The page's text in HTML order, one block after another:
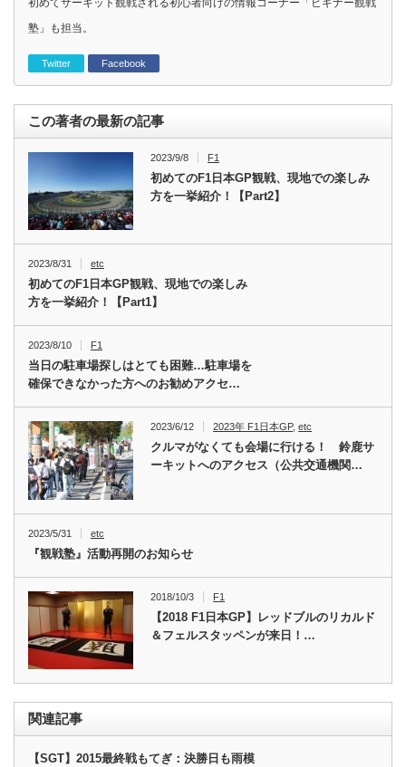
初めてサーキット観戦される初心者向けの情報コーナー「ビギナー観戦
塾」も担当。
Twitter Facebook
この著者の最新の記事
2023/9/8 F1
初めてのF1日本GP観戦、現地での楽しみ
方を一挙紹介！【Part2】
2023/8/31 etc
初めてのF1日本GP観戦、現地での楽しみ
方を一挙紹介！【Part1】
2023/8/10 F1
当日の駐車場探しはとても困難…駐車場を
確保できなかった方へのお勧めアクセ…
2023/6/12 2023年 F1日本GP,etc
クルマがなくても会場に行ける！ 鈴鹿サ
ーキットへのアクセス（公共交通機関…
2023/5/31 etc
『観戦塾』活動再開のお知らせ
2018/10/3 F1
【2018 F1日本GP】レッドブルのリカルド
＆フェルスタッペンが来日！…
関連記事
【SGT】2015最終戦もてぎ：決勝日も雨模